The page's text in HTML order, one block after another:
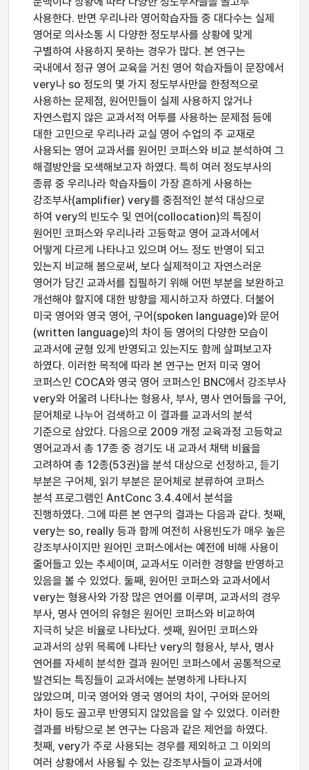
사용한다. 반면 우리나라 영어학습자들 중 대다수는 실제
영어로 의사소통 시 다양한 정도부사를 상황에 맞게
구별하여 사용하지 못하는 경우가 많다. 본 연구는
국내에서 정규 영어 교육을 거친 영어 학습자들이 문장에서
very나 so 정도의 몇 가지 정도부사만을 한정적으로
사용하는 문제점, 원어민들이 실제 사용하지 않거나
자연스럽지 않은 교과서적 어투를 사용하는 문제점 등에
대한 고민으로 우리나라 교실 영어 수업의 주 교재로
사용되는 영어 교과서를 원어민 코퍼스와 비교 분석하여 그
해결방안을 모색해보고자 하였다. 특히 여러 정도부사의
종류 중 우리나라 학습자들이 가장 흔하게 사용하는
강조부사(amplifier) very를 중점적인 분석 대상으로
하여 very의 빈도수 및 연어(collocation)의 특징이
원어민 코퍼스와 우리나라 고등학교 영어 교과서에서
어떻게 다르게 나타나고 있으며 어느 정도 반영이 되고
있는지 비교해 봄으로써, 보다 실제적이고 자연스러운
영어가 담긴 교과서를 집필하기 위해 어떤 부분을 보완하고
개선해야 할지에 대한 방향을 제시하고자 하였다. 더불어
미국 영어와 영국 영어, 구어(spoken language)와 문어
(written language)의 차이 등 영어의 다양한 모습이
교과서에 균형 있게 반영되고 있는지도 함께 살펴보고자
하였다. 이러한 목적에 따라 본 연구는 먼저 미국 영어
코퍼스인 COCA와 영국 영어 코퍼스인 BNC에서 강조부사
very와 어울려 나타나는 형용사, 부사, 명사 연어들을 구어,
문어체로 나누어 검색하고 이 결과를 교과서의 분석
기준으로 삼았다. 다음으로 2009 개정 교육과정 고등학교
영어교과서 총 17종 중 경기도 내 교과서 채택 비율을
고려하여 총 12종(53권)을 분석 대상으로 선정하고, 듣기
부분은 구어체, 읽기 부분은 문어체로 분류하여 코퍼스
분석 프로그램인 AntConc 3.4.4에서 분석을
진행하였다. 그에 따른 본 연구의 결과는 다음과 같다. 첫째,
very는 so, really 등과 함께 여전히 사용빈도가 매우 높은
강조부사이지만 원어민 코퍼스에서는 예전에 비해 사용이
줄어들고 있는 추세이며, 교과서도 이러한 경향을 반영하고
있음을 볼 수 있었다. 둘째, 원어민 코퍼스와 교과서에서
very는 형용사와 가장 많은 연어를 이루며, 교과서의 경우
부사, 명사 연어의 유형은 원어민 코퍼스와 비교하여
지극히 낮은 비율로 나타났다. 셋째, 원어민 코퍼스와
교과서의 상위 목록에 나타난 very의 형용사, 부사, 명사
연어를 자세히 분석한 결과 원어민 코퍼스에서 공통적으로
발견되는 특징들이 교과서에는 분명하게 나타나지
않았으며, 미국 영어와 영국 영어의 차이, 구어와 문어의
차이 등도 골고루 반영되지 않았음을 알 수 있었다. 이러한
결과를 바탕으로 본 연구는 다음과 같은 제언을 하였다.
첫째, very가 주로 사용되는 경우를 제외하고 그 이외의
여러 상황에서 사용될 수 있는 강조부사들이 교과서에